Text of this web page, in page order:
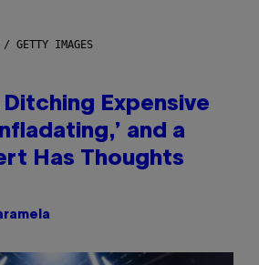
/ GETTY IMAGES
Expensive
and a
Has Thoughts